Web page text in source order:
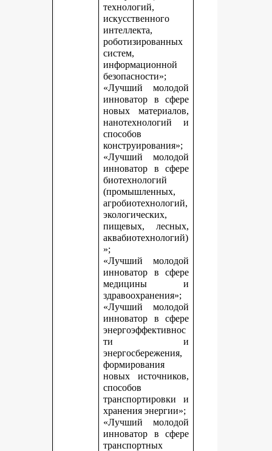
технологий,
искусственного
интеллекта,
роботизированных
систем,
информационной
безопасности»;
«Лучший молодой
инноватор в сфере
новых материалов,
нанотехнологий и
способов
конструирования»;
«Лучший молодой
инноватор в сфере
биотехнологий
(промышленных,
агробиотехнологий,
экологических,
пищевых, лесных,
аквабиотехнологий)
»;
«Лучший молодой
инноватор в сфере
медицины и
здравоохранения»;
«Лучший молодой
инноватор в сфере
энергоэффективнос
ти и
энергосбережения,
формирования
новых источников,
способов
транспортировки и
хранения энергии»;
«Лучший молодой
инноватор в сфере
транспортных